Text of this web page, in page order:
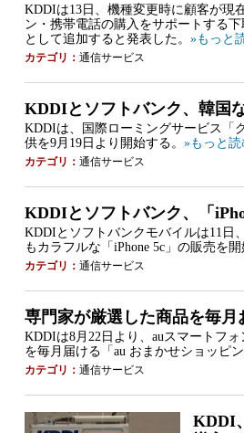
KDDIは13日、機種変更時に顧客が現
ン・携帯電話の購入をサポートする
として追加すると発表した。 »もっと
カテゴリ： 通信サービス
KDDIとソフトバンク、韓国
KDDIは、国際ローミングサービス「
供を9月19日より開始する。 »もっと読
カテゴリ： 通信サービス
KDDIとソフトバンク、「
KDDIとソフトバンクモバイルは11日
もカラフルな「iPhone 5c」の販売を開
カテゴリ： 通信サービス
専門家が厳選した商品を毎
KDDIは8月22日より、auスマートフ
を毎月届ける「au おまかせショッピ
カテゴリ： 通信サービス
KDDI